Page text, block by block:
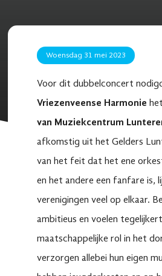
Woensdag 31 mei 2023
Voor dit dubbelconcert
Vriezenveense Harmonie het
van Muziekcentrum
afkomstig uit het Gelders
van het feit dat het ene
en het andere een fanfare is,
verenigingen veel op elkaar.
ambitieus en voelen
maatschappelijke rol in het
verzorgen allebei hun eigen